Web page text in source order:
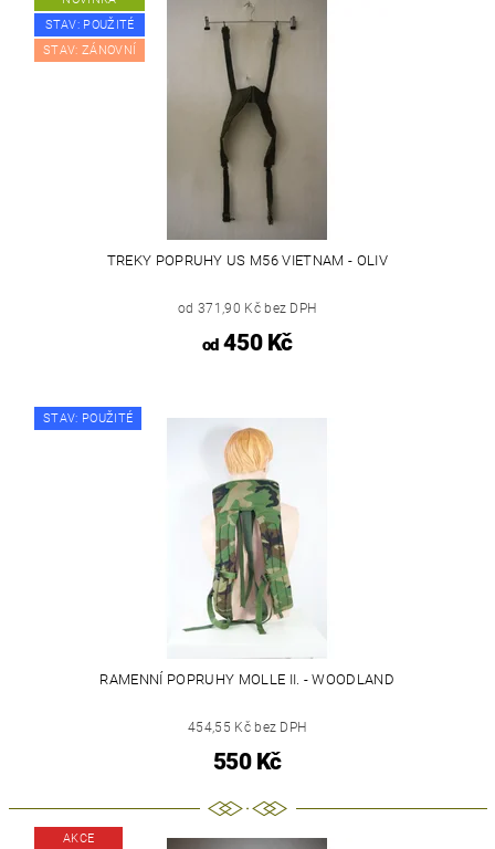
STAV: POUŽITÉ
STAV: ZÁNOVNÍ
TREKY POPRUHY US M56 VIETNAM - OLIV
od 371,90 Kč bez DPH
od450 Kč
STAV: POUŽITÉ
RAMENNÍ POPRUHY MOLLE II. - WOODLAND
454,55 Kč bez DPH
550 Kč
AKCE